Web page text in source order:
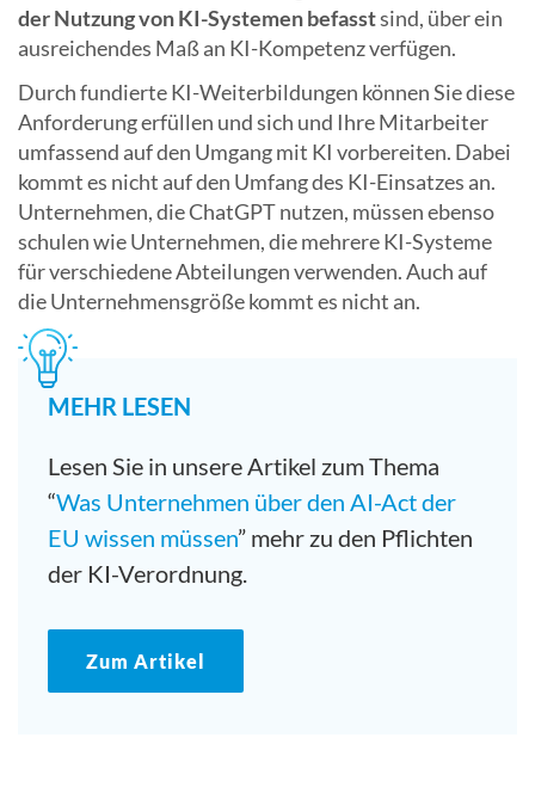
der Nutzung von KI-Systemen befasstsind, über ein
ausreichendes Maß an KI-Kompetenz verfügen.
Durch fundierte KI-Weiterbildungen können Sie diese
Anforderung erfüllen und sich und Ihre Mitarbeiter
umfassend auf den Umgang mit KI vorbereiten. Dabei
kommt es nicht auf den Umfang des KI-Einsatzes an.
Unternehmen, die ChatGPT nutzen, müssen ebenso
schulen wie Unternehmen, die mehrere KI-Systeme
für verschiedene Abteilungen verwenden. Auch auf
die Unternehmensgröße kommt es nicht an.
MEHR LESEN
Lesen Sie in unsere Artikel zum Thema
“Was Unternehmen über den AI-Act der
EU wissen müssen” mehr zu den Pflichten
der KI-Verordnung.
Zum Artikel